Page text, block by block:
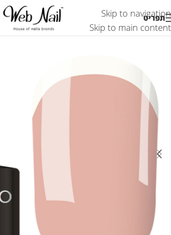
Skip to navigation
Skip to main content
תפריט